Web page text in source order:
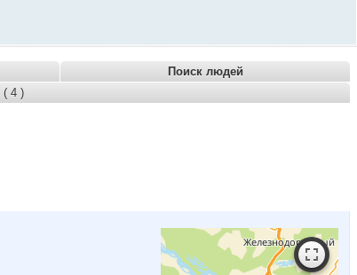
Поиск людей
( 4 )